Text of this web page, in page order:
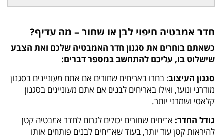
חדר אמבטיה חיפוי לבן או שחור – מה עדיף?
כשאתם בוחרים את סגנון חדר האמבטיה שלכם ואת הצבע
שישלוט בו, עליכם להתחשב במספר דברים:
סגנון העיצוב: בחרו באריחים שחורים אם אתם מעוניינים בסגנון
מודרני ונועז, ואילו באריחים לבנים אם אתם מעוניינים בסגנון
קלאסי ושמרני יותר.
גודל החדר: אריחים שחורים יכולים לגרום לחדר אמבטיה קטן
להיראות קטן עוד יותר, בעוד שאריחים לבנים פותחים אותו